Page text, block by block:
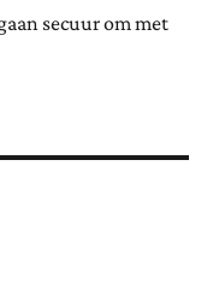
secuur om met